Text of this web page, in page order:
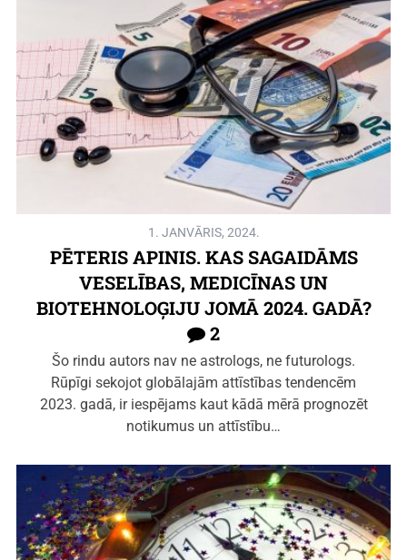
1. JANVĀRIS, 2024.
PĒTERIS APINIS. KAS SAGAIDĀMS
VESELĪBAS, MEDICĪNAS UN
BIOTEHNOLOĢIJU JOMĀ 2024. GADĀ?
2
Šo rindu autors nav ne astrologs, ne futurologs.
Rūpīgi sekojot globālajām attīstības tendencēm
2023. gadā, ir iespējams kaut kādā mērā prognozēt
notikumus un attīstību…